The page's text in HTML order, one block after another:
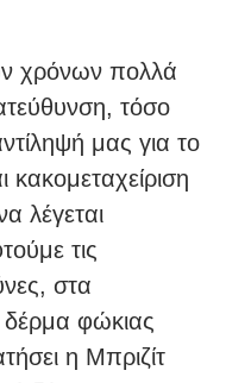
χρόνων πολλά
τόσο
μας για το
κακομεταχείριση
λέγεται
τις
στα
φώκιας
η Μπριζίτ